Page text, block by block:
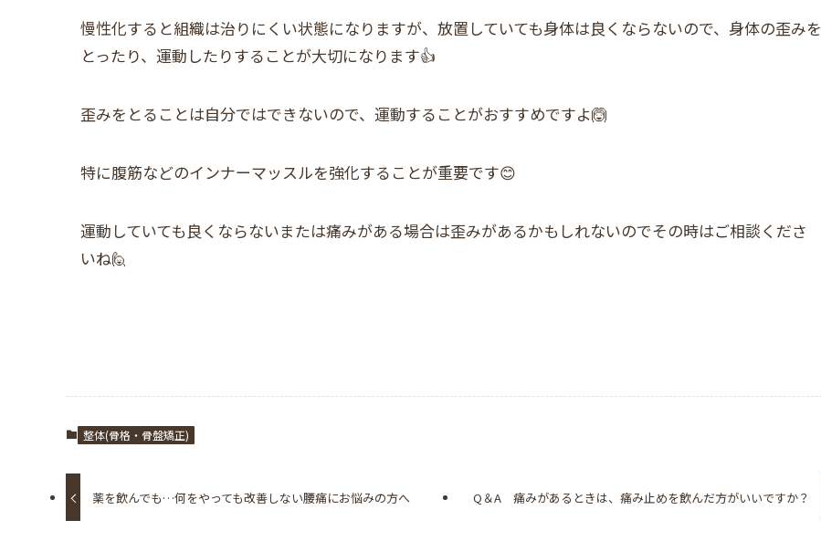
慢性化すると組織は治りにくい状態になりますが、放置していても身体は良くならないので、身体の歪みを
とったり、運動したりすることが大切になります👍
歪みをとることは自分ではできないので、運動することがおすすめですよ🙆
特に腹筋などのインナーマッスルを強化することが重要です😊
運動していても良くならないまたは痛みがある場合は歪みがあるかもしれないのでその時はご相談くださ
いね🙋
整体(骨格・骨盤矯正)
薬を飲んでも…何をやっても改善しない腰痛にお悩みの方へ Q＆A 痛みがあるときは、痛み止めを飲んだ方がいいですか？